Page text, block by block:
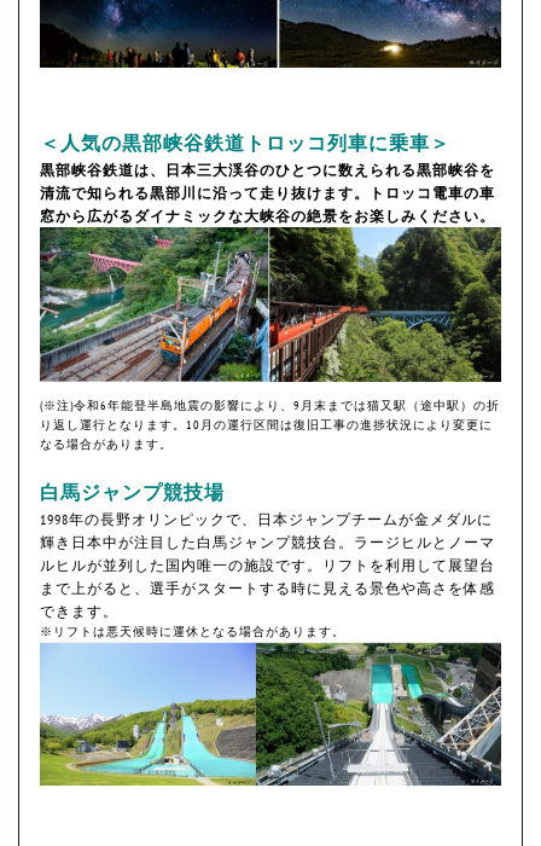
＜人気の黒部峡谷鉄道トロッコ列車に乗車＞
黒部峡谷鉄道は、日本三大渓谷のひとつに数えられる黒部峡谷を
清流で知られる黒部川に沿って走り抜けます。トロッコ電車の車
窓から広がるダイナミックな大峡谷の絶景をお楽しみください。
(※注)令和6年能登半島地震の影響により、9月末までは猫又駅（途中駅）の折
り返し運行となります。10月の運行区間は復旧工事の進捗状況により変更に
なる場合があります。
白馬ジャンプ競技場
1998年の長野オリンピックで、日本ジャンプチームが金メダルに
輝き日本中が注目した白馬ジャンプ競技台。ラージヒルとノーマ
ルヒルが並列した国内唯一の施設です。リフトを利用して展望台
まで上がると、選手がスタートする時に見える景色や高さを体感
できます。
※リフトは悪天候時に運休となる場合があります。